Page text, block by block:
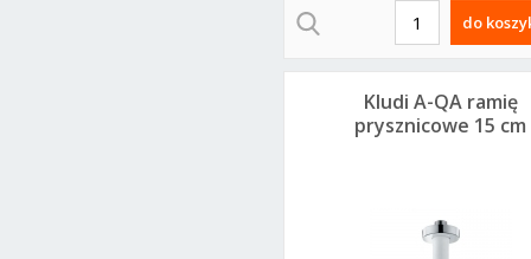
do
Kludi A-QA ramię
prysznicowe 15 cm